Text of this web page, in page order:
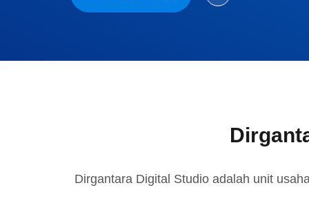
Dirgantara Digital Studio adalah unit